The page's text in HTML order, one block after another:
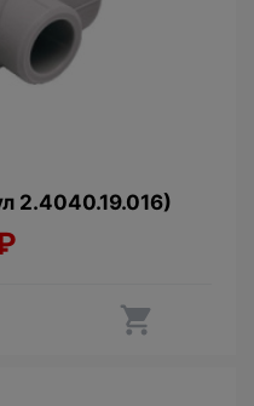
2.4040.19.016)